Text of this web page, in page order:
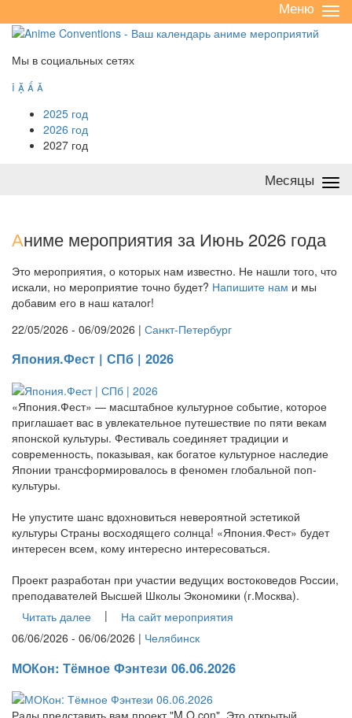
/
Меню
Мы в социальных сетях
   
2025 год
2026 год
2027 год
Месяцы
Аниме мероприятия за Июнь 2026 года
Это мероприятия, о которых нам известно. Не нашли того, что
искали, но мероприятие точно будет? Напишите нам и мы
добавим его в наш каталог!
22/05/2026 - 06/09/2026 | Санкт-Петербург
Япония.Фест | СПб | 2026
«Япония.Фест» — масштабное культурное событие, которое
приглашает вас в увлекательное путешествие по пяти векам
японской культуры. Фестиваль соединяет традиции и
современность, показывая, как богатое культурное наследие
Японии трансформировалось в феномен глобальной поп-
культуры.
Не упустите шанс вдохновиться невероятной эстетикой
культуры Страны восходящего солнца! «Япония.Фест» будет
интересен всем, кому интересно интересоваться.
Проект разработан при участии ведущих востоковедов России,
преподавателей Высшей Школы Экономики (г.Москва).
Читать далее
|
На сайт мероприятия
06/06/2026 - 06/06/2026 | Челябинск
МОКон: Тёмное Фэнтези 06.06.2026